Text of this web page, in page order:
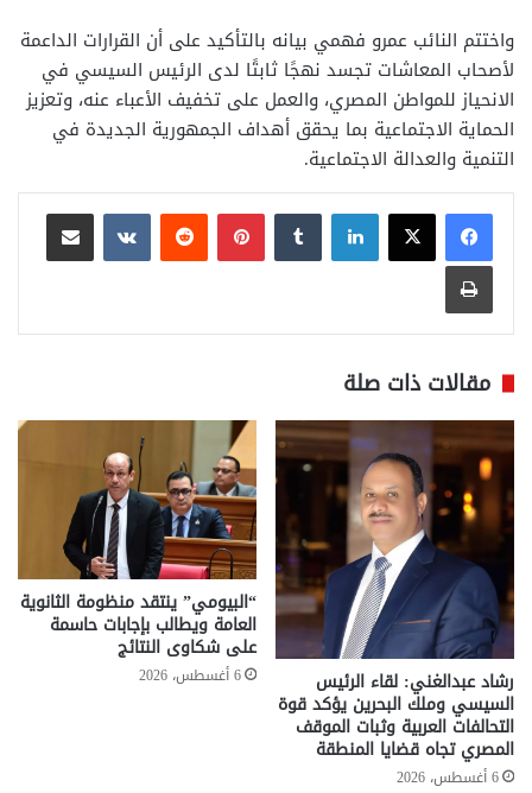
واختتم النائب عمرو فهمي بيانه بالتأكيد على أن القرارات الداعمة
لأصحاب المعاشات تجسد نهجًا ثابتًا لدى الرئيس السيسي في
الانحياز للمواطن المصري، والعمل على تخفيف الأعباء عنه، وتعزيز
الحماية الاجتماعية بما يحقق أهداف الجمهورية الجديدة في
التنمية والعدالة الاجتماعية.
لينكدإن بينتيريست
مشاركة عبر البريد
طباعة
مقالات ذات صلة
رشاد عبدالغني: لقاء الرئيس
السيسي وملك البحرين يؤكد قوة
التحالفات العربية وثبات الموقف
المصري تجاه قضايا المنطقة
6 أغسطس، 2026
“البيومي” ينتقد منظومة الثانوية
العامة ويطالب بإجابات حاسمة
على شكاوى النتائج
6 أغسطس، 2026